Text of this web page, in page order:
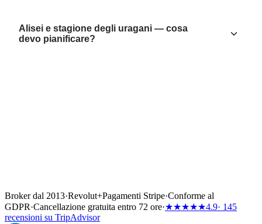
Alisei e stagione degli uragani — cosa
devo pianificare?
Broker dal 2013·Revolut+Pagamenti Stripe·Conforme al
GDPR·Cancellazione gratuita entro 72 ore·★★★★★4.9· 145
recensioni su TripAdvisor